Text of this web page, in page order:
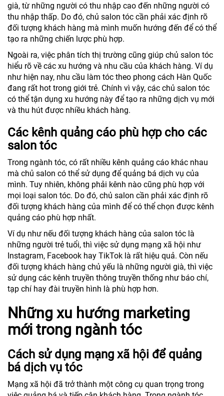
già, từ những người có thu nhập cao đến những người có
thu nhập thấp. Do đó, chủ salon tóc cần phải xác định rõ
đối tượng khách hàng mà mình muốn hướng đến để có thể
tạo ra những chiến lược phù hợp.
Ngoài ra, việc phân tích thị trường cũng giúp chủ salon tóc
hiểu rõ về các xu hướng và nhu cầu của khách hàng. Ví dụ
như hiện nay, nhu cầu làm tóc theo phong cách Hàn Quốc
đang rất hot trong giới trẻ. Chính vì vậy, các chủ salon tóc
có thể tận dụng xu hướng này để tạo ra những dịch vụ mới
và thu hút được nhiều khách hàng.
Các kênh quảng cáo phù hợp cho các
salon tóc
Trong ngành tóc, có rất nhiều kênh quảng cáo khác nhau
mà chủ salon có thể sử dụng để quảng bá dịch vụ của
mình. Tuy nhiên, không phải kênh nào cũng phù hợp với
mọi loại salon tóc. Do đó, chủ salon cần phải xác định rõ
đối tượng khách hàng của mình để có thể chọn được kênh
quảng cáo phù hợp nhất.
Ví dụ như nếu đối tượng khách hàng của salon tóc là
những người trẻ tuổi, thì việc sử dụng mạng xã hội như
Instagram, Facebook hay TikTok là rất hiệu quả. Còn nếu
đối tượng khách hàng chủ yếu là những người già, thì việc
sử dụng các kênh truyền thông truyền thống như báo chí,
tạp chí hay đài truyền hình là phù hợp hơn.
Những xu hướng marketing
mới trong ngành tóc
Cách sử dụng mạng xã hội để quảng
bá dịch vụ tóc
Mạng xã hội đã trở thành một công cụ quan trọng trong